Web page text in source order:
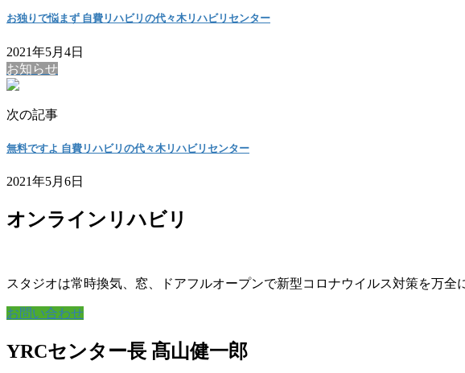
お独りで悩まず 自費リハビリの代々木リハビリセンター
2021年5月4日
お知らせ
次の記事
無料ですよ 自費リハビリの代々木リハビリセンター
2021年5月6日
オンラインリハビリ
スタジオは常時換気、窓、ドアフルオープンで新型コロナウイルス対策を万全
お問い合わせ
YRCセンター長 髙山健一郎